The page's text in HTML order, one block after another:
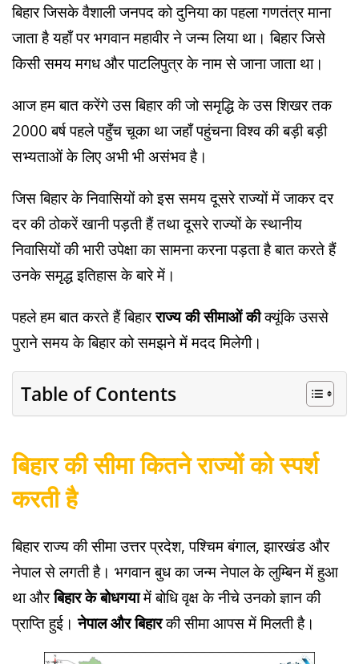
बिहार जिसके वैशाली जनपद को दुनिया का पहला गणतंत्र माना
जाता है यहाँ पर भगवान महावीर ने जन्म लिया था। बिहार जिसे
किसी समय मगध और पाटलिपुत्र के नाम से जाना जाता था।
आज हम बात करेंगे उस बिहार की जो समृद्धि के उस शिखर तक
2000 बर्ष पहले पहुँच चूका था जहाँ पहुंचना विश्व की बड़ी बड़ी
सभ्यताओं के लिए अभी भी असंभव है।
जिस बिहार के निवासियों को इस समय दूसरे राज्यों में जाकर दर
दर की ठोकरें खानी पड़ती हैं तथा दूसरे राज्यों के स्थानीय
निवासियों की भारी उपेक्षा का सामना करना पड़ता है बात करते हैं
उनके समृद्ध इतिहास के बारे में।
पहले हम बात करते हैं बिहारराज्य की सीमाओं कीक्यूंकि उससे
पुराने समय के बिहार को समझने में मदद मिलेगी।
Table of Contents
बिहार की सीमा कितने राज्यों को स्पर्श
करती है
बिहार राज्य की सीमा उत्तर प्रदेश, पश्चिम बंगाल, झारखंड और
नेपाल से लगती है। भगवान बुध का जन्म नेपाल के लुम्बिन में हुआ
था औरबिहार के बोधगयामें बोधि वृक्ष के नीचे उनको ज्ञान की
प्राप्ति हुई।नेपाल और बिहारकी सीमा आपस में मिलती है।